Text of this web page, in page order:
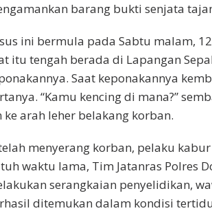
barang bukti senjata
ini bermula pada Sabtu malam,
itu tengah berada di Lapangan
Saat keponakannya
“Kamu kencing di mana?”
ke arah leher belakang korban.
menyerang korban, pelaku
waktu lama, Tim Jatanras Polres
serangkaian penyelidikan,
ditemukan dalam kondisi